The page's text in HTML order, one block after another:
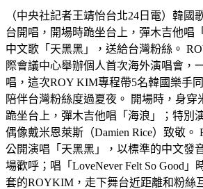
（中央社記者王靖怡台北24日電）韓國
台開唱，開場時跪坐台上，彈木吉他唱
中文歌「天黑黑」，送給台灣粉絲。
際會議中心舉辦個人首次海外演唱會，
唱，這次ROY KIM專程帶5名韓國樂手
陪伴台灣粉絲度過夏夜。 開場時，身
跪坐台上，彈木吉他唱「海浪」；特別
偶像戴米恩萊斯（Damien Rice）致敬
公開演唱「天黑黑」，以標準的中文發
場歡呼；唱「LoveNever Felt So Good」
套的ROYKIM，走下舞台近距離和粉絲